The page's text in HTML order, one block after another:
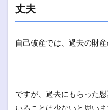
丈夫
自己破産では、過去の財
ですが、過去にもらった
いることは少ないと思いま